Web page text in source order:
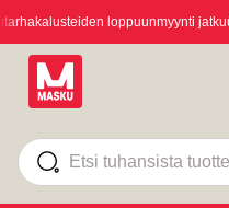
loppuunmyynti jatkuu!